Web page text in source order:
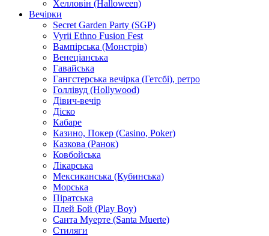
Хелловін (Halloween)
Вечірки
Secret Garden Party (SGP)
Vyrii Ethno Fusion Fest
Вампірська (Монстрів)
Венеціанська
Гавайська
Гангстерська вечірка (Гетсбі), ретро
Голлівуд (Hollywood)
Дівич-вечір
Діско
Кабаре
Казино, Покер (Casino, Poker)
Казкова (Ранок)
Ковбойська
Лікарська
Мексиканська (Кубинська)
Морська
Піратська
Плей Бой (Play Boy)
Санта Муерте (Santa Muerte)
Стиляги